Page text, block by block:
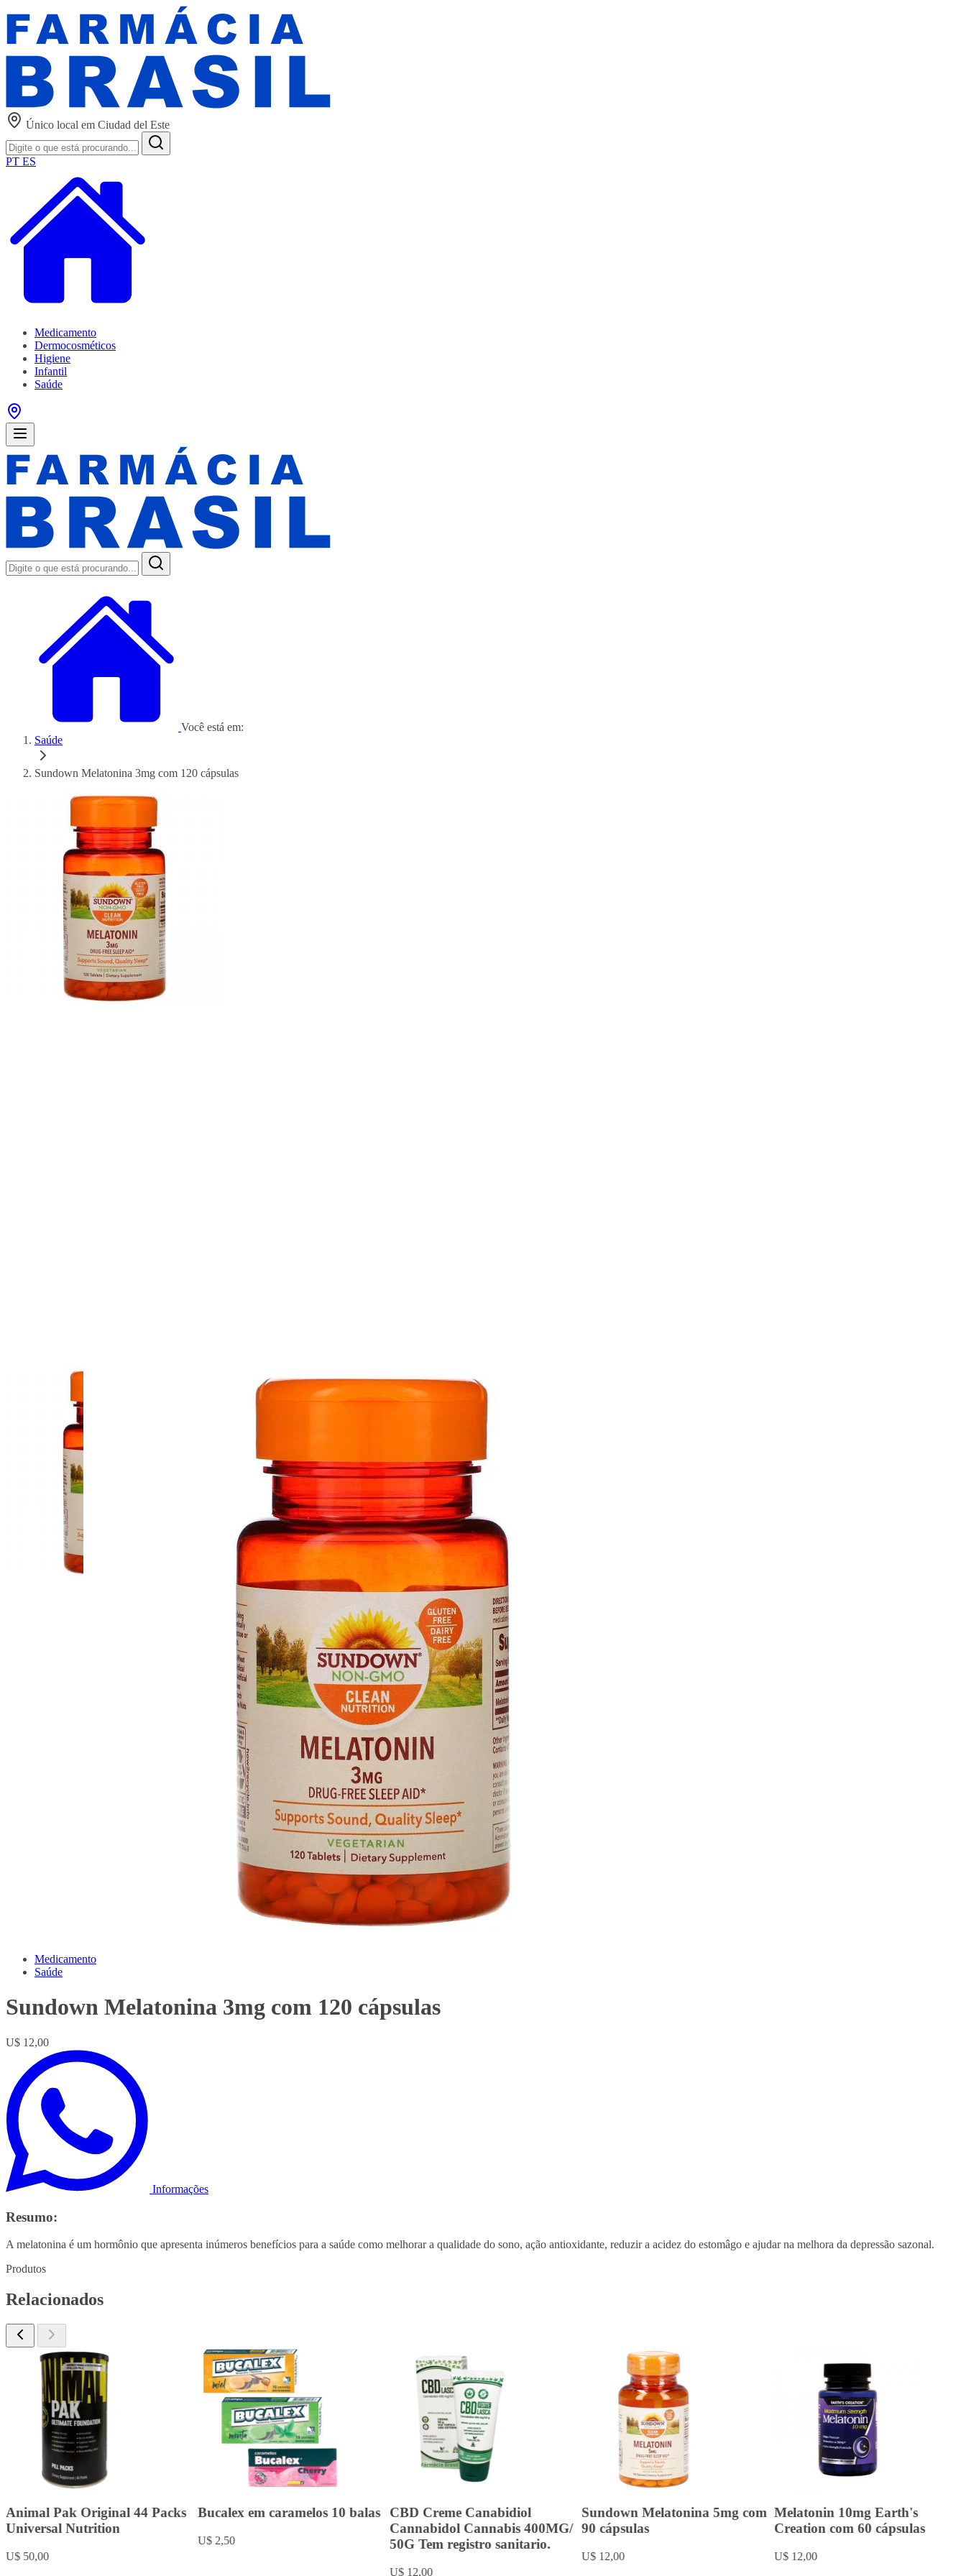
Único local em Ciudad del Este
PT ES
Medicamento
Dermocosméticos
Higiene
Infantil
Saúde
Você está em:
Saúde
Sundown Melatonina 3mg com 120 cápsulas
Medicamento
Saúde
Sundown Melatonina 3mg com 120 cápsulas
U$ 12,00
Informações
Resumo:
A melatonina é um hormônio que apresenta inúmeros benefícios para a saúde como melhorar a qualidade do sono, ação antioxidante, reduzir a acidez do estomâgo e ajudar na melhora da depressão sazonal.
Produtos
Relacionados
Animal Pak Original 44 Packs
Universal Nutrition
U$ 50,00
Bucalex em caramelos 10 balas
U$ 2,50
CBD Creme Canabidiol
Cannabidol Cannabis 400MG/
50G Tem registro sanitario.
U$ 12,00
Sundown Melatonina 5mg com
90 cápsulas
U$ 12,00
Melatonin 10mg Earth's
Creation com 60 cápsulas
U$ 12,00